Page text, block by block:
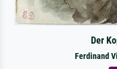
Der
Ferdinand